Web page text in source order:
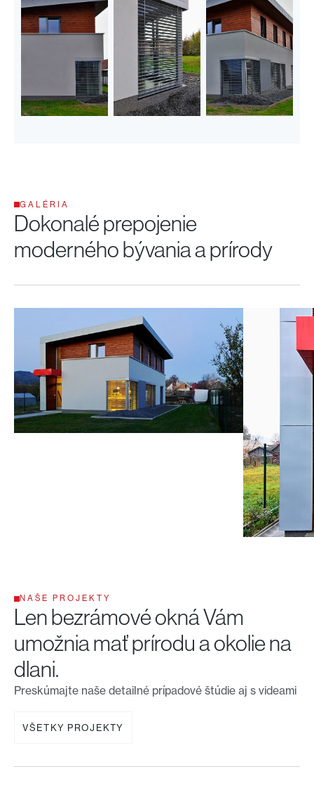
GALÉRIA
Dokonalé prepojenie
moderného bývania a prírody
NAŠE PROJEKTY
Len bezrámové okná Vám
umožnia mať prírodu a okolie na
dlani.
Preskúmajte naše detailné prípadové štúdie aj s videami
VŠETKY PROJEKTY